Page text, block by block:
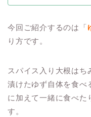
今回ご紹介するのは「
り方です。
スパイス入り大根はち
漬けたゆず自体を食べ
に加えて一緒に食べた
す。